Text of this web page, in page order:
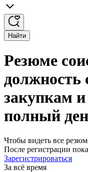
Найти
Резюме
должность
закупкам
полный
Чтобы видеть все
После регистрации
Зарегистрироваться
За всё время